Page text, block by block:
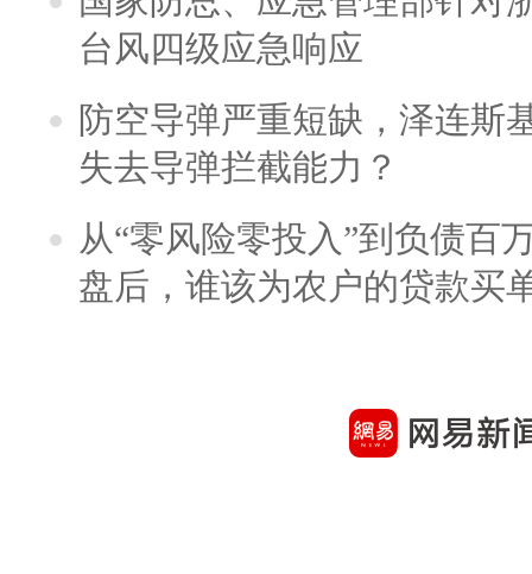
台风四级应急响应
防空导弹严重短缺，泽连斯
失去导弹拦截能力？
从“零风险零投入”到负债百
盘后，谁该为农户的贷款买